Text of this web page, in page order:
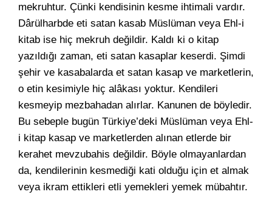
mekruhtur. Çünki kendisinin kesme ihtimali vardır.
Dârülharbde eti satan kasab Müslüman veya Ehl-i
kitab ise hiç mekruh değildir. Kaldı ki o kitap
yazıldığı zaman, eti satan kasaplar keserdi. Şimdi
şehir ve kasabalarda et satan kasap ve marketlerin,
o etin kesimiyle hiç alâkası yoktur. Kendileri
kesmeyip mezbahadan alırlar. Kanunen de böyledir.
Bu sebeple bugün Türkiye’deki Müslüman veya Ehl-
i kitap kasap ve marketlerden alınan etlerde bir
kerahet mevzubahis değildir. Böyle olmayanlardan
da, kendilerinin kesmediği kati olduğu için et almak
veya ikram ettikleri etli yemekleri yemek mübahtır.